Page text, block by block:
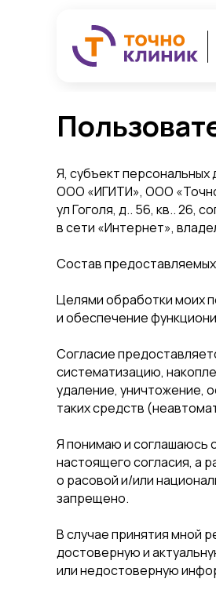
Я, субъект
ООО «ИГИТИ», ООО
ул Гоголя, д.. 56, кв.. 26,
в сети «Интернет»,
Состав
Целями обработки моих
и обеспечение
Согласие
систематизацию,
удаление, уничтожение,
таких средств
Я понимаю и соглашаюсь
настоящего согласия, а
о расовой и/или
запрещено.
В случае принятия мной
достоверную и
или недостоверную